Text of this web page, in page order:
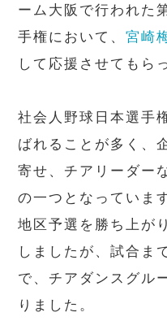
ーム大阪で行われた
手権において、宮崎
して応援させてもら
社会人野球日本選手
ばれることが多く、
寄せ、チアリーダー
の一つとなっていま
地区予選を勝ち上が
しましたが、試合ま
で、チアダンスグル
りました。